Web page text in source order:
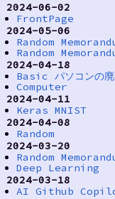
2024-06-02
FrontPage
2024-05-06
Random
Random
2024-04-18
Basic パソコンの
Computer
2024-04-11
Keras MNIST
2024-04-08
Random
2024-03-20
Random
Deep Learning
2024-03-18
AI Github